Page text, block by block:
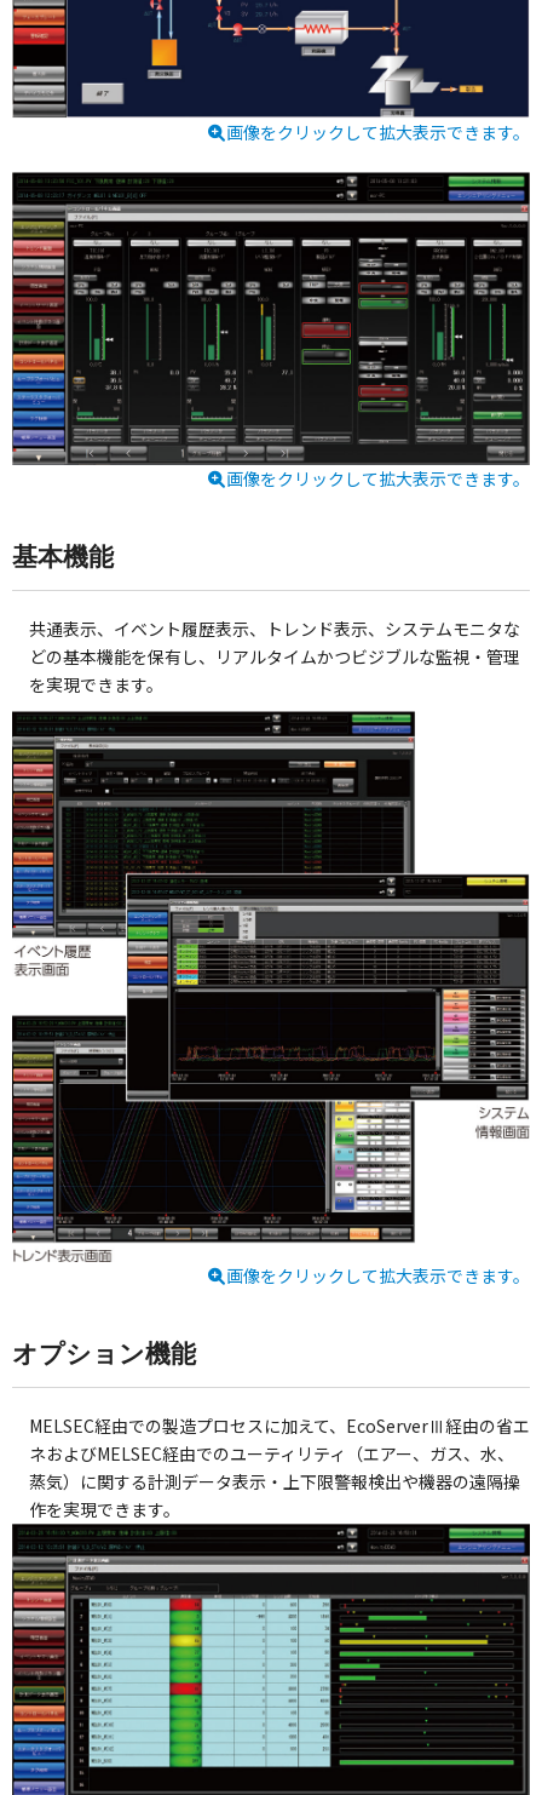
画像をクリックして拡大表示できます。
画像をクリックして拡大表示できます。
基本機能
共通表示、イベント履歴表示、トレンド表示、システムモニタな
どの基本機能を保有し、リアルタイムかつビジブルな監視・管理
を実現できます。
画像をクリックして拡大表示できます。
オプション機能
MELSEC経由での製造プロセスに加えて、EcoServerⅢ経由の省エ
ネおよびMELSEC経由でのユーティリティ（エアー、ガス、水、
蒸気）に関する計測データ表示・上下限警報検出や機器の遠隔操
作を実現できます。